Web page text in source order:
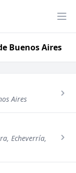
Buenos Aires
Aires
Echeverría,